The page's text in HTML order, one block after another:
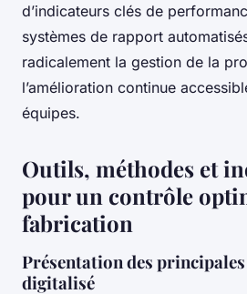
d’indicateurs clés de
systèmes de rapport
radicalement la gestion de la
l’amélioration continue
équipes.
Outils, méthodes et
pour un contrôle
fabrication
Présentation des
digitalisé